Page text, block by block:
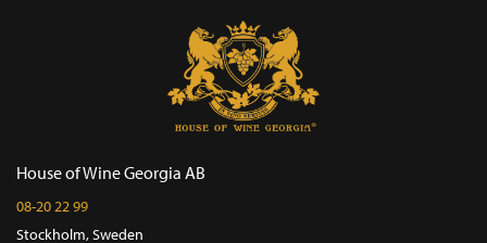
House of Wine Georgia AB
08-20 22 99
Stockholm, Sweden